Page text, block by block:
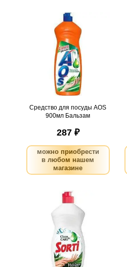
Средство для посуды AOS
900мл Бальзам
Средство для посуды AOS
900мл Бальзам
Можно заказать
9
шт
Нужно больше? Оставьте
email, сообщим вам о
поступлении товара.
287 ₽
можно приобрести
в любом нашем
магазине
Средство для посуды
Сорти 450мл Алое вера
Можно заказать
шт
Нужно больше? Оставьте
email, сообщим вам о
поступлении товара.